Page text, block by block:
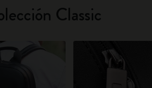
Classic